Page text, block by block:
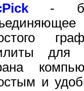
-
для
и